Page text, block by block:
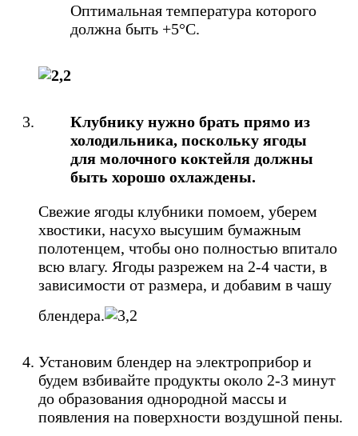
Оптимальная температура которого
должна быть +5°С.
Клубнику нужно брать прямо из
холодильника, поскольку ягоды
для молочного коктейля должны
быть хорошо охлаждены.
Свежие ягоды клубники помоем, уберем
хвостики, насухо высушим бумажным
полотенцем, чтобы оно полностью впитало
всю влагу. Ягоды разрежем на 2-4 части, в
зависимости от размера, и добавим в чашу
блендера.
Установим блендер на электроприбор и
будем взбивайте продукты около 2-3 минут
до образования однородной массы и
появления на поверхности воздушной пены.